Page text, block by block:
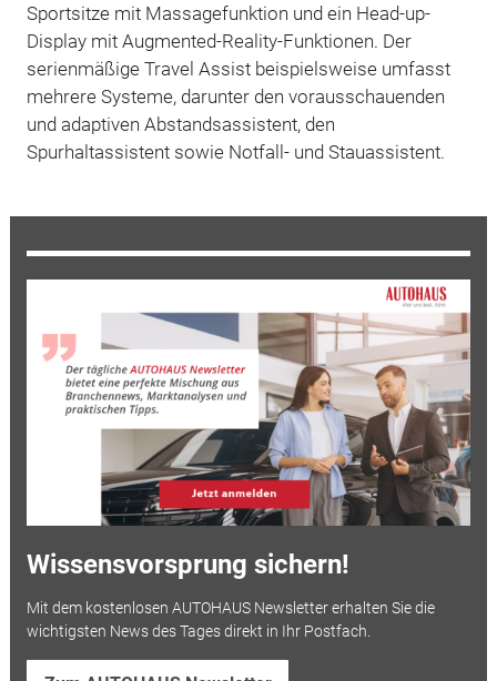
Sportsitze mit Massagefunktion und ein Head-up-
Display mit Augmented-Reality-Funktionen. Der
serienmäßige Travel Assist beispielsweise umfasst
mehrere Systeme, darunter den vorausschauenden
und adaptiven Abstandsassistent, den
Spurhaltassistent sowie Notfall- und Stauassistent.
Wissensvorsprung sichern!
Mit dem kostenlosen AUTOHAUS Newsletter erhalten Sie die
wichtigsten News des Tages direkt in Ihr Postfach.